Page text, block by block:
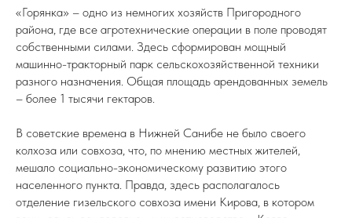
«Горянка» – одно из немногих хозяйств Пригородного
района, где все агротехнические операции в поле проводят
собственными силами. Здесь сформирован мощный
машинно-тракторный парк сельскохозяйственной техники
разного назначения. Общая площадь арендованных земель
– более 1 тысячи гектаров.
В советские времена в Нижней Санибе не было своего
колхоза или совхоза, что, по мнению местных жителей,
мешало социально-экономическому развитию этого
населенного пункта. Правда, здесь располагалось
отделение гизельского совхоза имени Кирова, в котором